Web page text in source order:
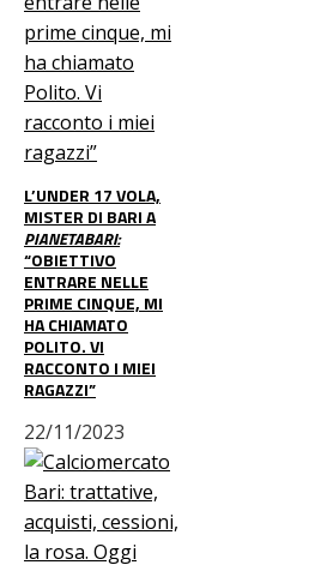
L’UNDER 17 VOLA,
MISTER DI BARI A
PIANETABARI:
“OBIETTIVO
ENTRARE NELLE
PRIME CINQUE, MI
HA CHIAMATO
POLITO. VI
RACCONTO I MIEI
RAGAZZI”
22/11/2023